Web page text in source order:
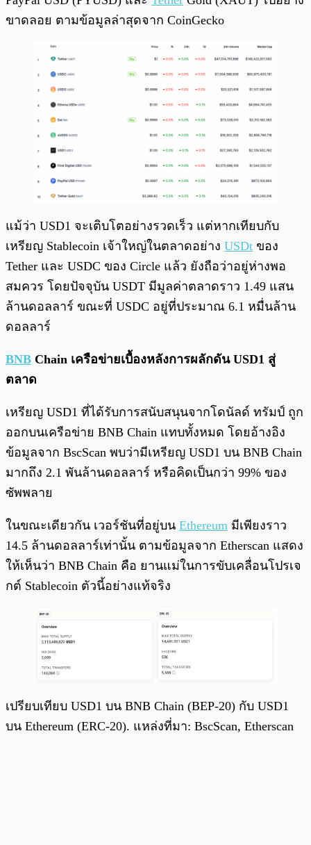
ขาดลอย ตามข้อมูลล่าสุดจาก CoinGecko
แม้ว่า USD1 จะเติบโตอย่างรวดเร็ว แต่หากเทียบกับ
เหรียญ Stablecoin เจ้าใหญ่ในตลาดอย่าง USDt ของ
Tether และ USDC ของ Circle แล้ว ยังถือว่าอยู่ห่างพอ
สมควร โดยปัจจุบัน USDT มีมูลค่าตลาดราว 1.49 แสน
ล้านดอลลาร์ ขณะที่ USDC อยู่ที่ประมาณ 6.1 หมื่นล้าน
ดอลลาร์
BNB Chain เครือข่ายเบื้องหลังการผลักดัน USD1 สู่
ตลาด
เหรียญ USD1 ที่ได้รับการสนับสนุนจากโดนัลด์ ทรัมป์ ถูก
ออกบนเครือข่าย BNB Chain แทบทั้งหมด โดยอ้างอิง
ข้อมูลจาก BscScan พบว่ามีเหรียญ USD1 บน BNB Chain
มากถึง 2.1 พันล้านดอลลาร์ หรือคิดเป็นกว่า 99% ของ
ซัพพลาย
ในขณะเดียวกัน เวอร์ชันที่อยู่บน Ethereum มีเพียงราว
14.5 ล้านดอลลาร์เท่านั้น ตามข้อมูลจาก Etherscan แสดง
ให้เห็นว่า BNB Chain คือ ยานแม่ในการขับเคลื่อนโปรเจ
กต์ Stablecoin ตัวนี้อย่างแท้จริง
เปรียบเทียบ USD1 บน BNB Chain (BEP-20) กับ USD1
บน Ethereum (ERC-20). แหล่งที่มา: BscScan, Etherscan